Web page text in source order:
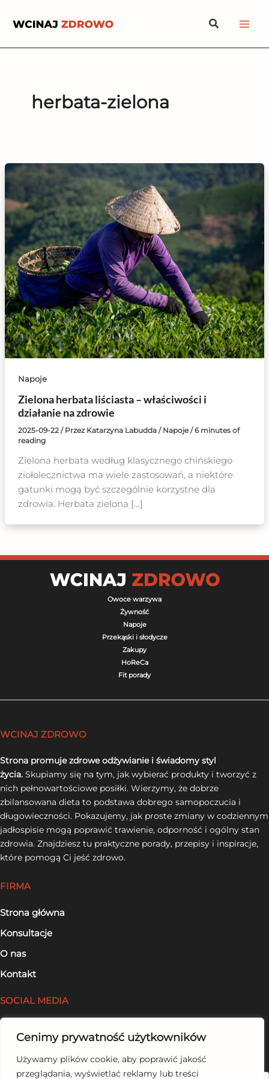
Cenimy prywatność użytkowników
Używamy plików cookie, aby poprawić jakość
przeglądania, wyświetlać reklamy lub treści
Szukaj
herbata-zielona
Napoje
Zielona herbata liściasta – właściwości i
działanie na zdrowie
2025-09-22 / Przez Katarzyna Labudda / Napoje/6 minutes of
reading
Zielona herbata według klasycznego chińskiego
ziołolecznictwa ma wiele zastosowań, a niektóre
gatunki mogą być szczególnie korzystne dla
zdrowia. Herbata zielona […]
Owoce warzywa
Żywność
Napoje
Przekąski i słodycze
Zakupy
HoReCa
Fit porady
WCINAJ ZDROWO
Strona promuje zdrowe odżywianie i świadomy styl
życia. Skupiamy się na tym, jak wybierać produkty i tworzyć z
nich pełnowartościowe posiłki. Wierzymy, że dobrze
zbilansowana dieta to podstawa dobrego samopoczucia i
długowieczności. Pokazujemy, jak proste zmiany w codziennym
jadłospisie mogą poprawić trawienie, odporność i ogólny stan
zdrowia. Znajdziesz tu praktyczne porady, przepisy i inspiracje,
które pomogą Ci jeść zdrowo.
FIRMA
Strona główna
Konsultacje
O nas
Kontakt
SOCIAL MEDIA